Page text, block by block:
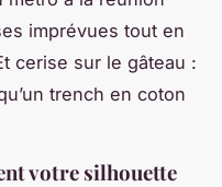
imprévues tout en
cerise sur le gâteau :
trench en coton
votre silhouette